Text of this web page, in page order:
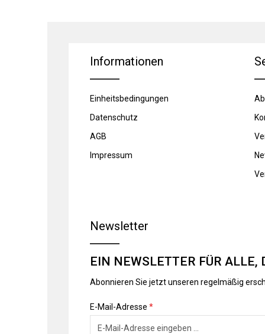
Informationen
Einheitsbedingungen
Datenschutz
AGB
Impressum
Newsletter
EIN NEWSLETTER FÜR ALLE,
Abonnieren Sie jetzt unseren regelmäßig
E-Mail-Adresse *